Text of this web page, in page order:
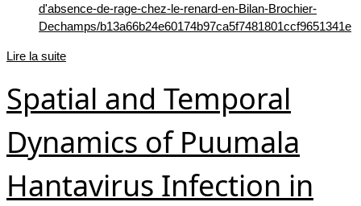
d'absence-de-rage-chez-le-renard-en-Bilan-Brochier-
Dechamps/b13a66b24e60174b97ca5f7481801ccf9651341e
Lire la suite
Spatial and Temporal
Dynamics of Puumala
Hantavirus Infection in